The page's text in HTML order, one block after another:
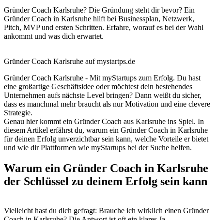
Gründer Coach Karlsruhe? Die Gründung steht dir bevor? Ein
Gründer Coach in Karlsruhe hilft bei Businessplan, Netzwerk,
Pitch, MVP und ersten Schritten. Erfahre, worauf es bei der Wahl
ankommt und was dich erwartet.
Gründer Coach Karlsruhe auf mystartps.de
Gründer Coach Karlsruhe - Mit myStartups zum Erfolg. Du hast
eine großartige Geschäftsidee oder möchtest dein bestehendes
Unternehmen aufs nächste Level bringen? Dann weißt du sicher,
dass es manchmal mehr braucht als nur Motivation und eine clevere
Strategie.
Genau hier kommt ein Gründer Coach aus Karlsruhe ins Spiel. In
diesem Artikel erfährst du, warum ein Gründer Coach in Karlsruhe
für deinen Erfolg unverzichtbar sein kann, welche Vorteile er bietet
und wie dir Plattformen wie myStartups bei der Suche helfen.
Warum ein Gründer Coach in Karlsruhe
der Schlüssel zu deinem Erfolg sein kann
Vielleicht hast du dich gefragt: Brauche ich wirklich einen Gründer